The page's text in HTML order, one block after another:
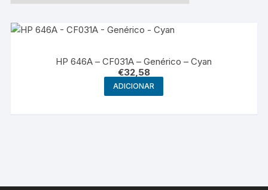
HP 646A – CF031A – Genérico – Cyan
€32,58
ADICIONAR